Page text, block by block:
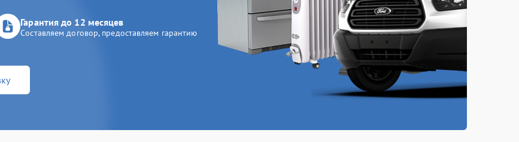
Гарантия до 12 месяцев
Составляем договор, предоставляем гарантию